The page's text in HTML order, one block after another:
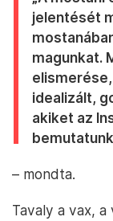
jelentését
magunkat.
idealizált,
akiket az
– mondta.
Tavaly a vax, a